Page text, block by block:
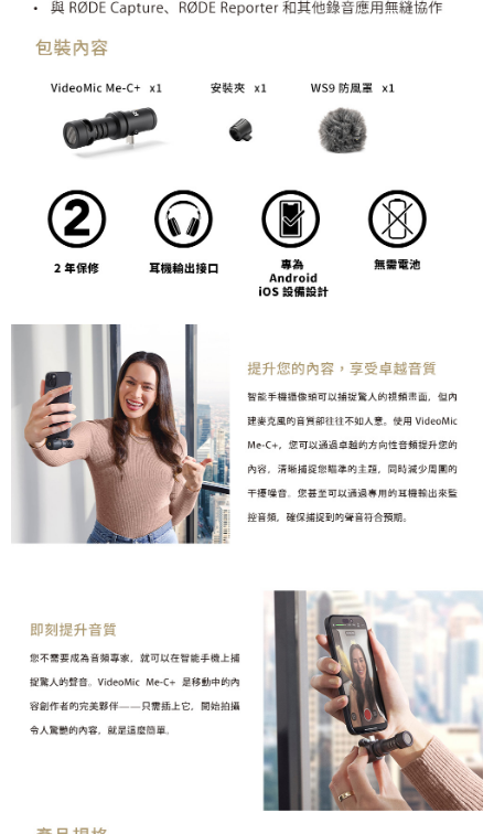
「AFTEE先享後付」，若未經同意申辦者引起之損失，本公司不負相關責
４．使用「AFTEE先享後付」時，將依據個別帳號之用戶狀況，依本公司即
請求用戶進行身份認證。
５．嚴禁一人註冊多個帳號或使用他人資訊註冊。若發現惡意使用之情形，
恩沛科技股份有限公司將有權停止該用戶之使用額度並採取法律行動。